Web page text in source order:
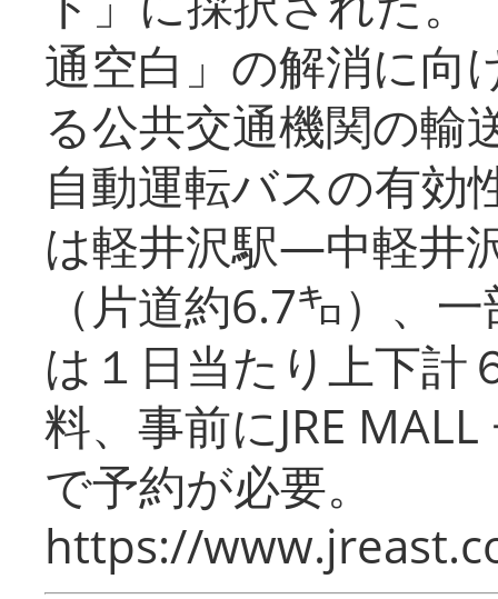
通空白」の解消に向
る公共交通機関の輸
自動運転バスの有効
は軽井沢駅―中軽井
（片道約6.7㌔）、
は１日当たり上下計
料、事前にJRE
で予約が必要。
https://